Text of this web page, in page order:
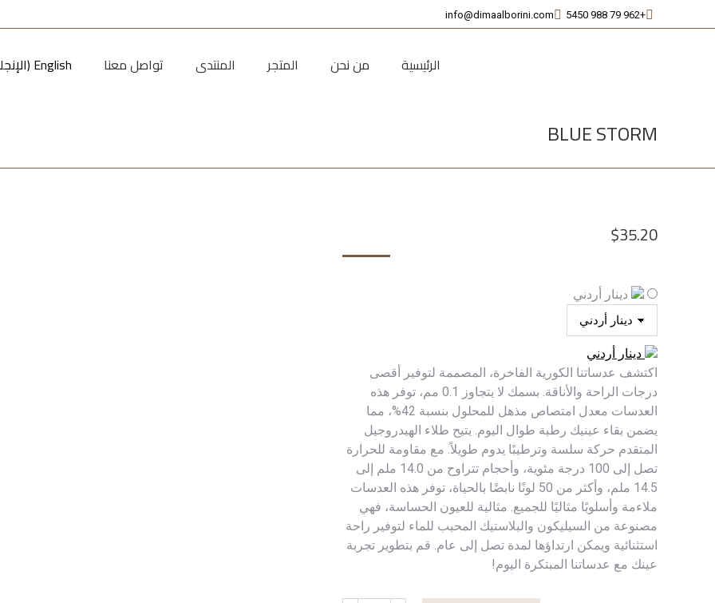
+962 79 988 5450
info@dimaalborini.com
الرئيسية من نحن المتجر المنتدى تواصل معنا English
(
BLUE STORM
$35.20
دينار أردني
دينار أردني
اكتشف عدساتنا الكورية الفاخرة، المصممة لتوفير أقصى
درجات الراحة والأناقة. بسمك لا يتجاوز 0.1 مم، توفر هذه
العدسات معدل امتصاص مذهل للمحلول بنسبة 42%، مما
يضمن بقاء عينيك رطبة طوال اليوم. يتيح طلاء الهيدروجيل
المتقدم حركة سلسة وترطيبًا يدوم طويلاً. مع مقاومة للحرارة
تصل إلى 100 درجة مئوية، وأحجام تتراوح من 14.0 ملم إلى
14.5 ملم، وأكثر من 50 لونًا نابضًا بالحياة، توفر هذه العدسات
ملاءمة وأسلوبًا مثاليًا للجميع. مثالية للعيون الحساسة، فهي
مصنوعة من السيليكون والبلاستيك المحبب للماء لتوفير راحة
استثنائية ويمكن ارتداؤها لمدة تصل إلى عام. قم بتطوير تجربة
عينك مع عدساتنا المبتكرة اليوم!